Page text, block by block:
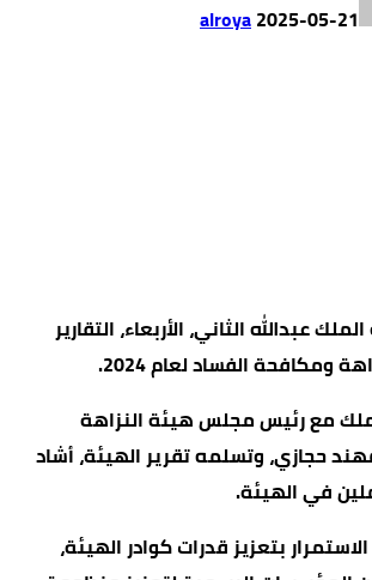
alroya2025-05-21
عبدﷲ الثاني، الأربعاء، التقارير
ومكافحة الفساد لعام 2024.
مع رئيس مجلس هيئة النزاهة
حجازي، وتسلمه تقرير الهيئة، أشاد
في الهيئة.
بتعزيز قدرات كوادر الهيئة،